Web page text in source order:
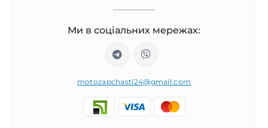
Ми в соціальних мережах:
motozapchasti24@gmail.com